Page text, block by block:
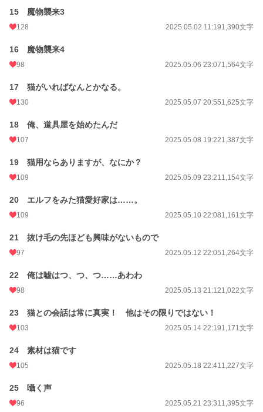
15 魔物襲来3
128 2025.05.02 11:191,390文字
16 魔物襲来4
98 2025.05.06 23:071,564文字
17 猫がいればなんとかなる。
130 2025.05.07 20:551,625文字
18 俺、道具屋を始めたんだ
107 2025.05.08 19:221,387文字
19 猫用ならありますが、なにか？
109 2025.05.09 23:211,154文字
20 エルフをみた猫愛好家は……。
109 2025.05.10 22:081,161文字
21 抜け毛の先ほども興味がないもので
97 2025.05.12 22:051,264文字
22 俺は嘘はつ、つ、つ……あわわ
98 2025.05.13 21:121,022文字
23 猫との会話は常に真実！ 他はその限りではない！
103 2025.05.14 22:191,171文字
24 素材は猫です
105 2025.05.18 22:411,227文字
25 囁く声
96 2025.05.21 23:311,395文字